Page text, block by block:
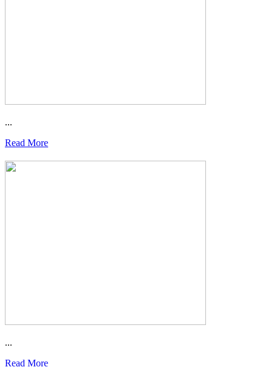
...
Read More
...
Read More